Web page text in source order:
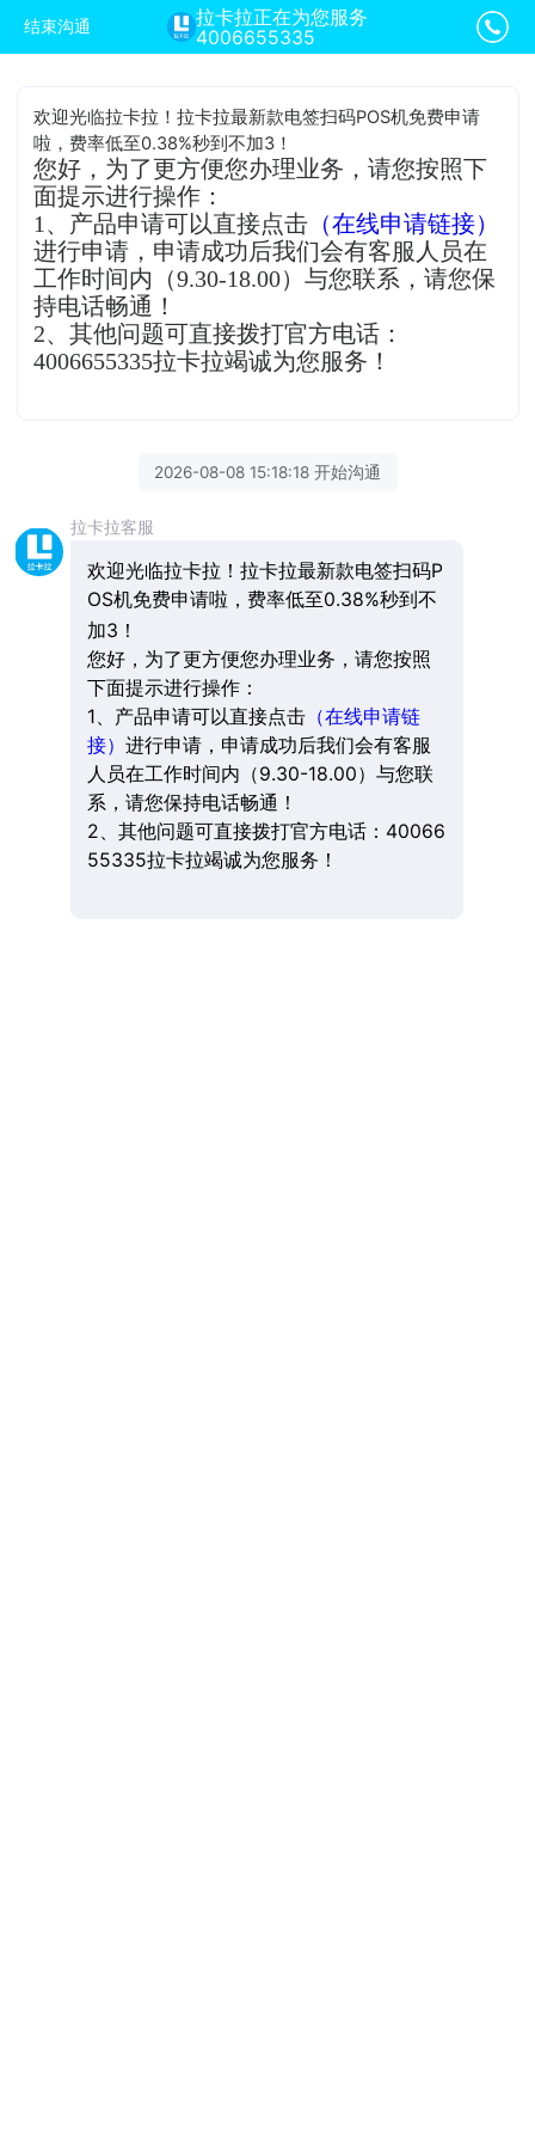
结束沟通
拉卡拉正在为您服务
4006655335
欢迎光临拉卡拉！拉卡拉最新款电签扫码POS机免费申请
啦，费率低至0.38%秒到不加3！
您好，为了更方便您办理业务，请您按照下
面提示进行操作：
1、产品申请可以直接点击 （在线申请链接）
进行申请，申请成功后我们会有客服人员在
工作时间内（9.30-18.00）与您联系，请您保
持电话畅通！
2、其他问题可直接拨打官方电话：
4006655335拉卡拉竭诚为您服务！
2026-08-08 15:18:18 开始沟通
拉卡拉客服
欢迎光临拉卡拉！拉卡拉最新款电签扫码P
OS机免费申请啦，费率低至0.38%秒到不
加3！
您好，为了更方便您办理业务，请您按照
下面提示进行操作：
1、产品申请可以直接点击（在线申请链
接） 进行申请，申请成功后我们会有客服
人员在工作时间内（9.30-18.00）与您联
系，请您保持电话畅通！
2、其他问题可直接拨打官方电话：40066
55335拉卡拉竭诚为您服务！